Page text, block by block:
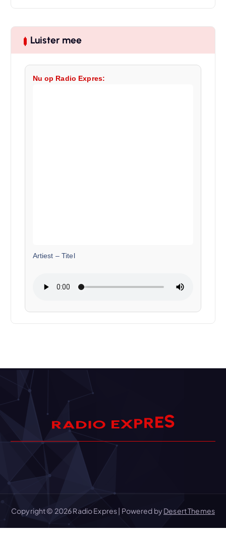
Luister mee
Nu op Radio Expres:
Artiest – Titel
RADIO EXPRES
Copyright © 2026 Radio Expres | Powered byDesert Themes